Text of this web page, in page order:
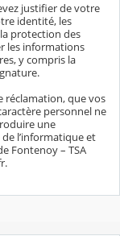
justifier de votre
identité, les
la protection des
les informations
y compris la
réclamation, que vos
personnel ne
une
l’informatique et
Fontenoy – TSA